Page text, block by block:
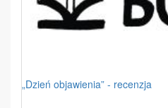
„Dzień objawienia” - recenzja